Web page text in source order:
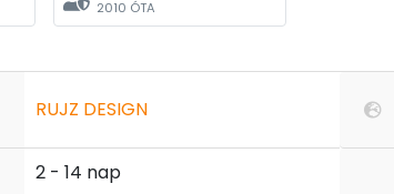
2010 ÓTA
RUJZ DESIGN
2 - 14 nap